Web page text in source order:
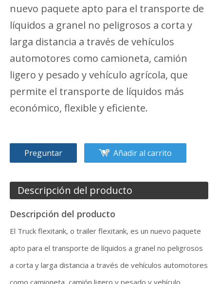
nuevo paquete apto para el transporte de
líquidos a granel no peligrosos a corta y
larga distancia a través de vehículos
automotores como camioneta, camión
ligero y pesado y vehículo agrícola, que
permite el transporte de líquidos más
económico, flexible y eficiente.
Preguntar Añadir al carrito
Descripción del producto
Descripción del producto
El Truck flexitank, o trailer flexitank, es un nuevo paquete
apto para el transporte de líquidos a granel no peligrosos
a corta y larga distancia a través de vehículos automotores
como camioneta, camión ligero y pesado y vehículo